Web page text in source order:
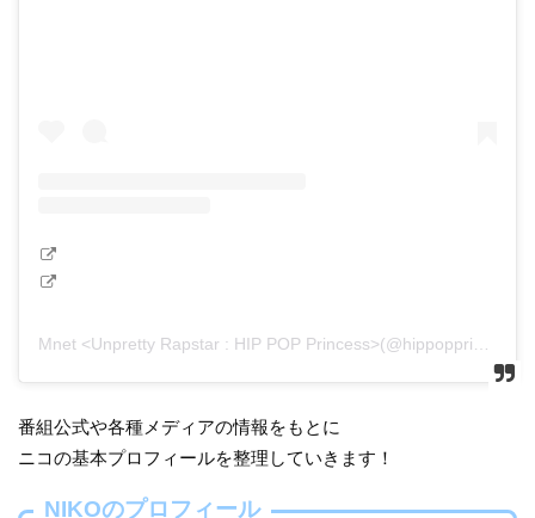
Mnet <Unpretty Rapstar : HIP POP Princess>(@hippopprincess.official)がシェアした投稿
番組公式や各種メディアの情報をもとに
ニコの基本プロフィールを整理していきます！
NIKOのプロフィール